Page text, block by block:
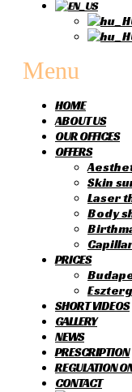
Menu
HOME
ABOUT US
OUR OFFICES
OFFERS
Skin
Laser
Body
PRICES
SHORT VIDEOS
GALLERY
NEWS
PRESCRIPTION
REGULATION
CONTACT